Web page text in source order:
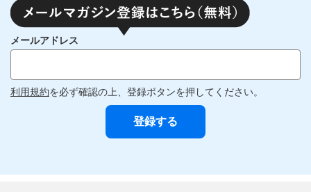
メールアドレス
利用規約を必ず確認の上、登録ボタンを押してください。